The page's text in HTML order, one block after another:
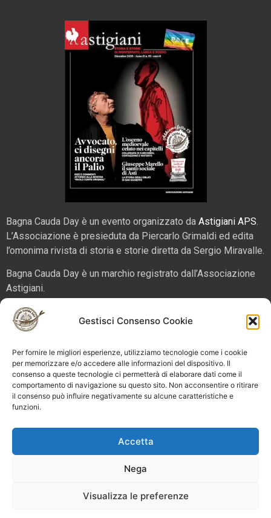
Gestisci Consenso Cookie
Per fornire le migliori esperienze, utilizziamo tecnologie come i cookie
per memorizzare e/o accedere alle informazioni del dispositivo. Il
consenso a queste tecnologie ci permetterà di elaborare dati come il
comportamento di navigazione su questo sito. Non acconsentire o ritirare
il consenso può influire negativamente su alcune caratteristiche e
funzioni.
Accetta
Nega
Visualizza le preferenze
Bagna Cauda Day è un evento organizzato da Astigiani APS.
L’Associazione è presieduta da Piercarlo Grimaldi ed edita
l’omonima rivista di storia e storie diretta da Sergio Miravalle.
Bagna Cauda Day è un marchio registrato dall’Associazione
Astigiani.
La nostra sede è in via San Martino 2 (angolo corso Alfieri),
14100 – Asti. Tel. 324 5654070 emailinfo@bagnacaudaday.it
Supplemento al numero 52 di Astigiani testata registrata al
Tribunale di Asti n. 4 del 2012, direttore responsabile Sergio
Miravalle.
Bagna Cauda Day © 2025 Astigiani APS |
Privacy policy
gestione consensi